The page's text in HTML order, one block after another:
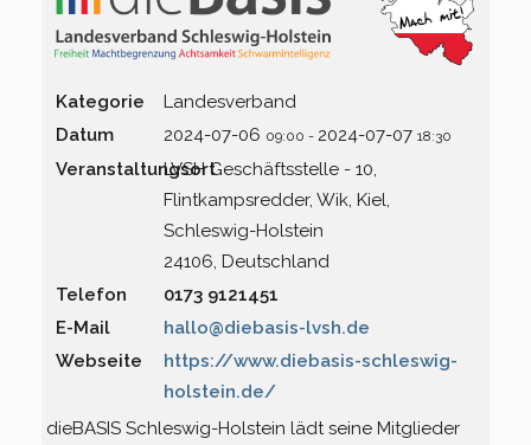
Kategorie
Landesverband
Datum
2024-07-06 09:00 - 2024-07-07 18:30
VeranstaltungsortLVSH Geschäftsstelle - 10,
Flintkampsredder, Wik, Kiel,
Schleswig-Holstein
24106, Deutschland
Telefon
0173 9121451
E-Mail
hallo@diebasis-lvsh.de
Webseite
https://www.diebasis-schleswig-
holstein.de/
dieBASIS Schleswig-Holstein lädt seine Mitglieder
Kreisverband Ostholstein
Kreisverband Pinneberg
Kreisverband Plön
Kreisverband Schleswig-
Kreisverband Segeberg
Kreisverband Steinburg
Kreisverband Stormarn